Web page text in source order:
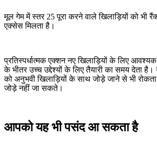
मूल गेम में स्तर 25 पूरा करने वाले खिलाड़ियों को भी
एक्सेस मिलता है।
प्रतिस्पर्धात्मक एक्शन नए खिलाड़ियों के लिए
के भीतर उच्च उद्देश्यों के लिए तैयारी का समय देता
को अनुभवी खिलाड़ियों के साथ जोड़े जाने से भी
जोड़े नहीं जा सकते।
आपको यह भी पसंद आ सकता है